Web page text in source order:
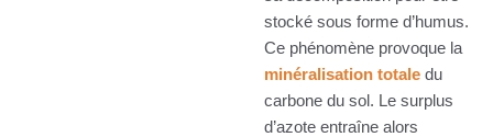
stocké sous forme d’humus.
Ce phénomène provoque la
minéralisation totale du
carbone du sol. Le surplus
d’azote entraîne alors